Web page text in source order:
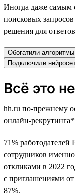
Иногда даже самым
поисковых
решения для
Обогатили
Подключили
Всё это
hh.ru по-прежнему
онлайн-
71% работодателей
сотрудников
откликами в 2022
с приглашениями
87%.